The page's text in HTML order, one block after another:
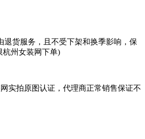
退货服务，且不受下架和换季影响，保
杭州女装网下单)
实拍原图认证，代理商正常销售保证不